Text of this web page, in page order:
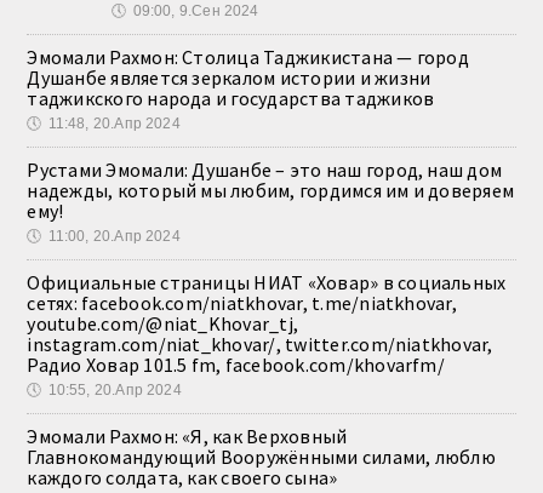
🕔 09:00, 9.Сен 2024
Эмомали Рахмон: Столица Таджикистана — город
Душанбе является зеркалом истории и жизни
таджикского народа и государства таджиков
🕔 11:48, 20.Апр 2024
Рустами Эмомали: Душанбе – это наш город, наш дом
надежды, который мы любим, гордимся им и доверяем
ему!
🕔 11:00, 20.Апр 2024
Официальные страницы НИАТ «Ховар» в социальных
сетях: facebook.com/niatkhovar, t.me/niatkhovar,
youtube.com/@niat_Khovar_tj,
instagram.com/niat_khovar/, twitter.com/niatkhovar,
Радио Ховар 101.5 fm, facebook.com/khovarfm/
🕔 10:55, 20.Апр 2024
Эмомали Рахмон: «Я, как Верховный
Главнокомандующий Вооружёнными силами, люблю
каждого солдата, как своего сына»